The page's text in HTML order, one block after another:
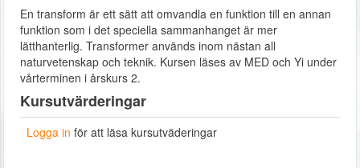
En transform är ett sätt att omvandla en funktion till en annan
funktion som i det speciella sammanhanget är mer
lätthanterlig. Transformer används inom nästan all
naturvetenskap och teknik. Kursen läses av MED och Yi under
vårterminen i årskurs 2.
Kursutvärderingar
Logga in för att läsa kursutväderingar